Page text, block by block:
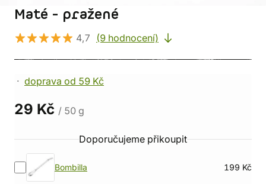
Maté - pražené
4,7 (9 hodnocení)
doprava od 59 Kč
29 Kč / 50 g
Doporučujeme přikoupit
Bombilla 199 Kč